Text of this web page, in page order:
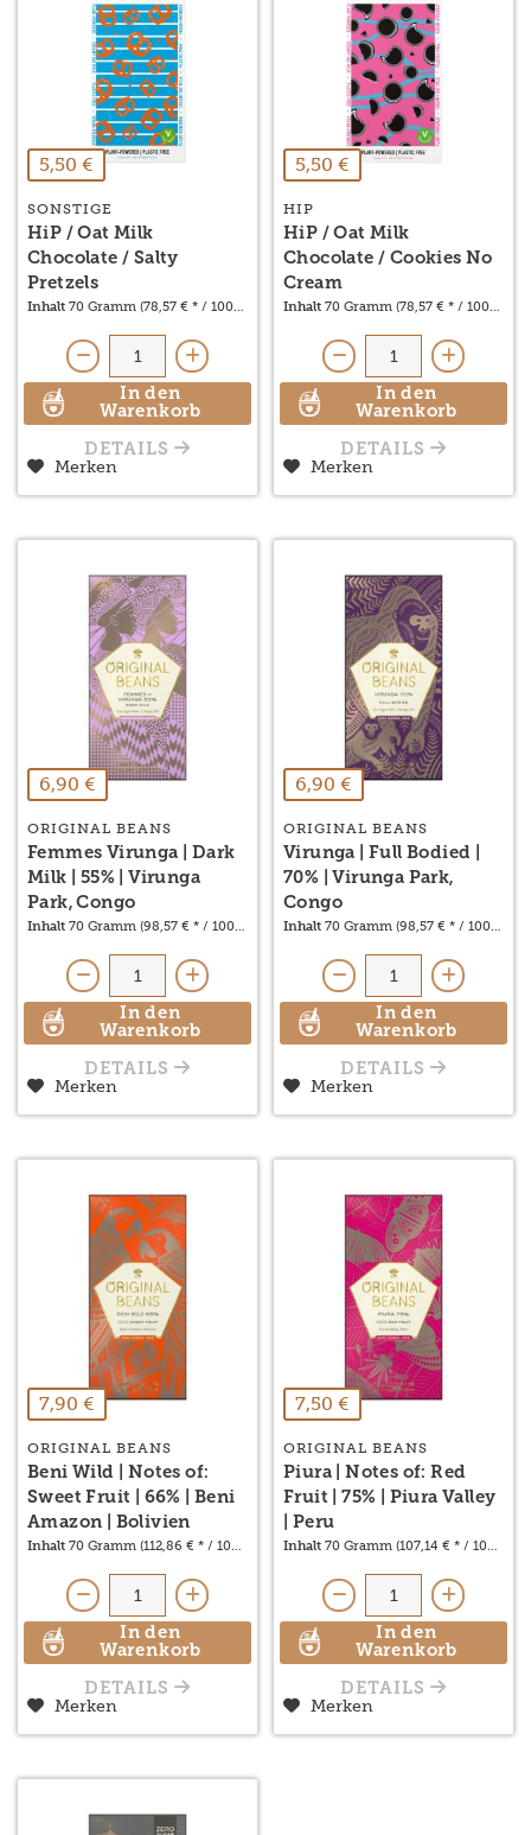
5,50 €
SONSTIGE
HiP / Oat Milk
Chocolate / Salty
Pretzels
Inhalt 70 Gramm (78,57 € * / 1000 Gramm)
In den
Warenkorb
DETAILS
Merken
5,50 €
HIP
HiP / Oat Milk
Chocolate / Cookies No
Cream
Inhalt 70 Gramm (78,57 € * / 1000
In den
Warenkorb
DETAILS
Merken
6,90 €
ORIGINAL BEANS
Femmes Virunga | Dark
Milk | 55% | Virunga
Park, Congo
Inhalt 70 Gramm (98,57 € * / 1000 Gramm)
In den
Warenkorb
DETAILS
Merken
6,90 €
ORIGINAL BEANS
Virunga | Full Bodied |
70% | Virunga Park,
Congo
Inhalt 70 Gramm (98,57 € * / 1000
In den
Warenkorb
DETAILS
Merken
7,90 €
ORIGINAL BEANS
Beni Wild | Notes of:
Sweet Fruit | 66% | Beni
Amazon | Bolivien
Inhalt 70 Gramm (112,86 € * / 1000 Gramm)
In den
Warenkorb
DETAILS
Merken
7,50 €
ORIGINAL BEANS
Piura | Notes of: Red
Fruit | 75% | Piura Valley
| Peru
Inhalt 70 Gramm (107,14 € * / 1000
In den
Warenkorb
DETAILS
Merken